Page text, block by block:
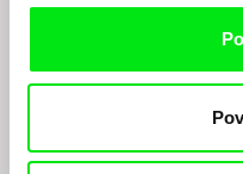
Chcete být